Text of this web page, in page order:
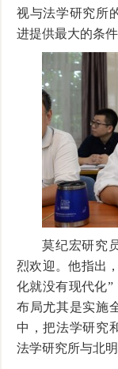
视与法学研究所
进提供最大的条
莫纪宏研究
烈欢迎。他指出
化就没有现代化”
布局尤其是实施
中，把法学研究
法学研究所与北